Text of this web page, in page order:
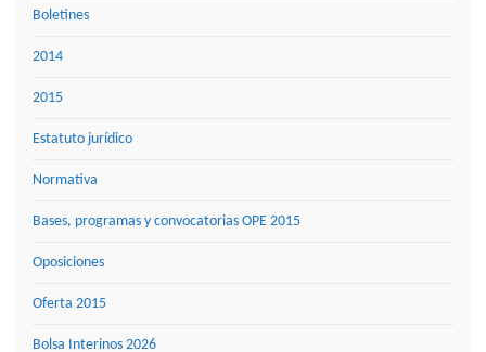
Boletines
2014
2015
Estatuto jurídico
Normativa
Bases, programas y convocatorias OPE 2015
Oposiciones
Oferta 2015
Bolsa Interinos 2026